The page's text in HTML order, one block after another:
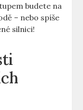
budete na
– nebo spíše
silnici!